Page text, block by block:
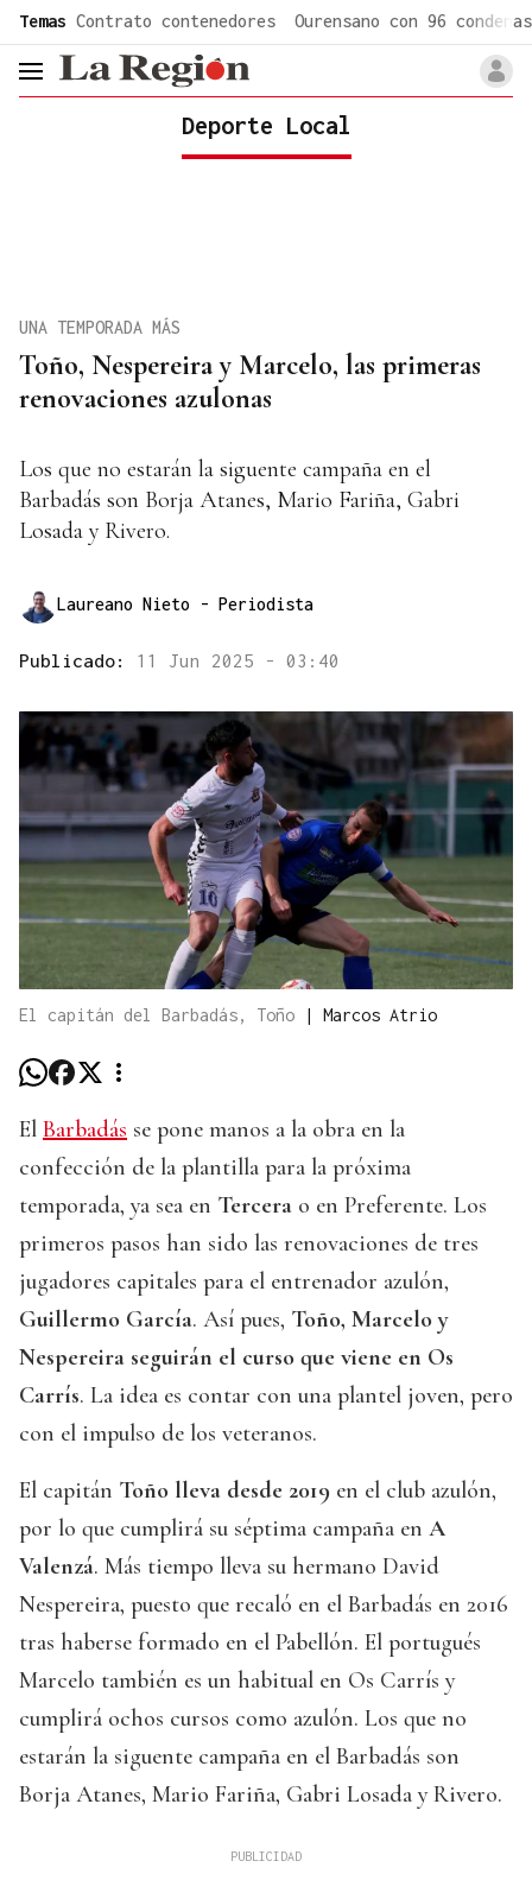
Temas Contrato contenedores Ourensano con 96 condenas
header.menu.open
Deporte Local
Toño, Nespereira y Marcelo, las primeras
renovaciones azulonas
UNA TEMPORADA MÁS
Los que no estarán la siguente campaña en el
Barbadás son Borja Atanes, Mario Fariña, Gabri
Losada y Rivero.
Laureano Nieto - Periodista
Publicado: 11 Jun 2025 - 03:40
El capitán del Barbadás, Toño | Marcos Atrio
El Barbadás se pone manos a la obra en la
confección de la plantilla para la próxima
temporada, ya sea en Tercera o en Preferente. Los
primeros pasos han sido las renovaciones de tres
jugadores capitales para el entrenador azulón,
Guillermo García. Así pues, Toño, Marcelo y
Nespereira seguirán el curso que viene en Os
Carrís. La idea es contar con una plantel joven, pero
con el impulso de los veteranos.
El capitán Toño lleva desde 2019 en el club azulón,
por lo que cumplirá su séptima campaña en A
Valenzá. Más tiempo lleva su hermano David
Nespereira, puesto que recaló en el Barbadás en 2016
tras haberse formado en el Pabellón. El portugués
Marcelo también es un habitual en Os Carrís y
cumplirá ochos cursos como azulón. Los que no
estarán la siguente campaña en el Barbadás son
Borja Atanes, Mario Fariña, Gabri Losada y Rivero.